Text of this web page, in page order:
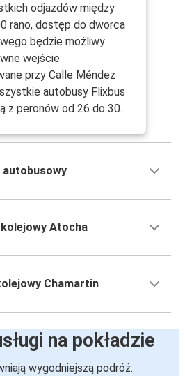
odjazdów między
rano, dostęp do dworca
będzie możliwy
wejście
przy Calle Méndez
autobusy Flixbus
z peronów od 26 do 30.
autobusowy
Atocha
Chamartin
na pokładzie
wygodniejszą podróż: